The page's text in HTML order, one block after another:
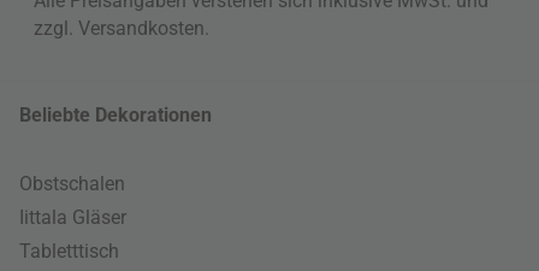
zzgl. Versandkosten
Beliebte Dekorationen
Obstschalen
Iittala Gläser
Tabletttisch